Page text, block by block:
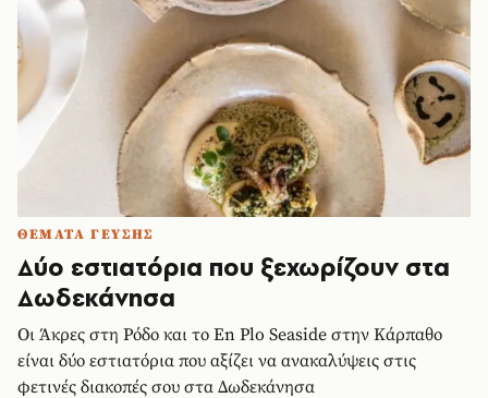
ΘΕΜΑΤΑ ΓΕΥΣΗΣ
Δύο εστιατόρια που ξεχωρίζουν στα
Δωδεκάνησα
Οι Άκρες στη Ρόδο και το En Plo Seaside στην Κάρπαθο
είναι δύο εστιατόρια που αξίζει να ανακαλύψεις στις
φετινές διακοπές σου στα Δωδεκάνησα